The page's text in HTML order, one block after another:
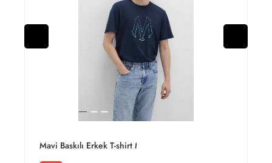
Mavi Baskılı Erkek T-shirt M0610943-70144